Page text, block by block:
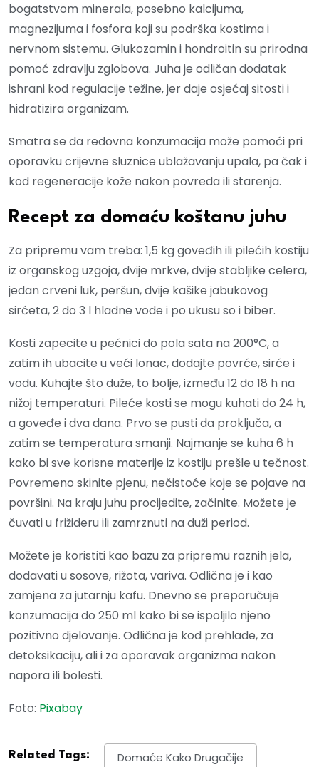
bogatstvom minerala, posebno kalcijuma,
magnezijuma i fosfora koji su podrška kostima i
nervnom sistemu. Glukozamin i hondroitin su prirodna
pomoć zdravlju zglobova. Juha je odličan dodatak
ishrani kod regulacije težine, jer daje osjećaj sitosti i
hidratizira organizam.
Smatra se da redovna konzumacija može pomoći pri
oporavku crijevne sluznice ublažavanju upala, pa čak i
kod regeneracije kože nakon povreda ili starenja.
Recept za domaću koštanu juhu
Za pripremu vam treba: 1,5 kg goveđih ili pilećih kostiju
iz organskog uzgoja, dvije mrkve, dvije stabljike celera,
jedan crveni luk, peršun, dvije kašike jabukovog
sirćeta, 2 do 3 l hladne vode i po ukusu so i biber.
Kosti zapecite u pećnici do pola sata na 200°C, a
zatim ih ubacite u veći lonac, dodajte povrće, sirće i
vodu. Kuhajte što duže, to bolje, između 12 do 18 h na
nižoj temperaturi. Pileće kosti se mogu kuhati do 24 h,
a goveđe i dva dana. Prvo se pusti da proključa, a
zatim se temperatura smanji. Najmanje se kuha 6 h
kako bi sve korisne materije iz kostiju prešle u tečnost.
Povremeno skinite pjenu, nečistoće koje se pojave na
površini. Na kraju juhu procijedite, začinite. Možete je
čuvati u frižideru ili zamrznuti na duži period.
Možete je koristiti kao bazu za pripremu raznih jela,
dodavati u sosove, rižota, variva. Odlična je i kao
zamjena za jutarnju kafu. Dnevno se preporučuje
konzumacija do 250 ml kako bi se ispoljilo njeno
pozitivno djelovanje. Odlična je kod prehlade, za
detoksikaciju, ali i za oporavak organizma nakon
napora ili bolesti.
Foto: Pixabay
Related Tags: Domaće Kako Drugačije